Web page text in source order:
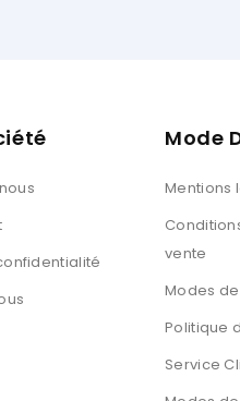
Mode
Mentions
vente
Modes
Politique
Service